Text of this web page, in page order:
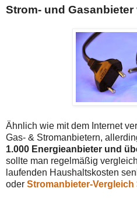
Strom- und
Ähnlich wie mit dem Internet
Gas- & Stromanbietern,
1.000 Energieanbieter und
sollte man regelmäßig
laufenden Haushaltskosten
oder Stromanbieter-Vergleich